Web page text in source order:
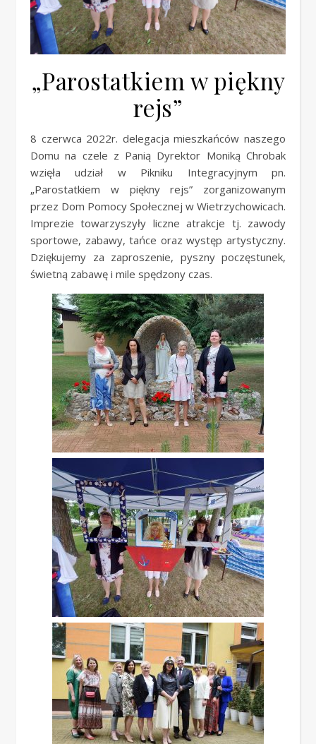
„Parostatkiem w piękny
rejs”
8 czerwca 2022r. delegacja mieszkańców naszego
Domu na czele z Panią Dyrektor Moniką Chrobak
wzięła udział w Pikniku Integracyjnym pn.
„Parostatkiem w piękny rejs” zorganizowanym
przez Dom Pomocy Społecznej w Wietrzychowicach.
Imprezie towarzyszyły liczne atrakcje tj. zawody
sportowe, zabawy, tańce oraz występ artystyczny.
Dziękujemy za zaproszenie, pyszny poczęstunek,
świetną zabawę i mile spędzony czas.